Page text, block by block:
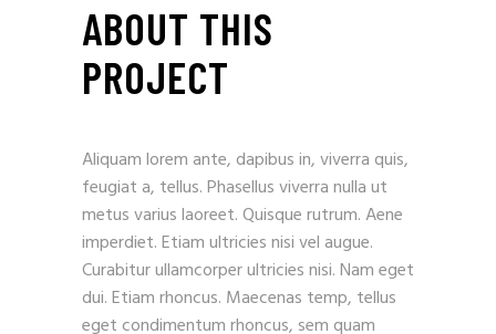
ABOUT THIS
PROJECT
Aliquam lorem ante, dapibus in, viverra quis,
feugiat a, tellus. Phasellus viverra nulla ut
metus varius laoreet. Quisque rutrum. Aene
imperdiet. Etiam ultricies nisi vel augue.
Curabitur ullamcorper ultricies nisi. Nam eget
dui. Etiam rhoncus. Maecenas temp, tellus
eget condimentum rhoncus, sem quam